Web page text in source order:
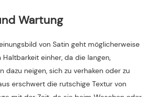
Wartung
von Satin geht möglicherweise
einher, da die langen,
dazu neigen, sich zu verhaken oder zu
erschwert die rutschige Textur von